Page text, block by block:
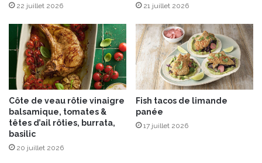
s
o
r
i
d
e
22 juillet 2026 21 juillet 2026
Côte de veau rôtie vinaigre
balsamique, tomates &
têtes d’ail rôties, burrata,
basilic
20 juillet 2026
Fish tacos de limande
panée
17 juillet 2026